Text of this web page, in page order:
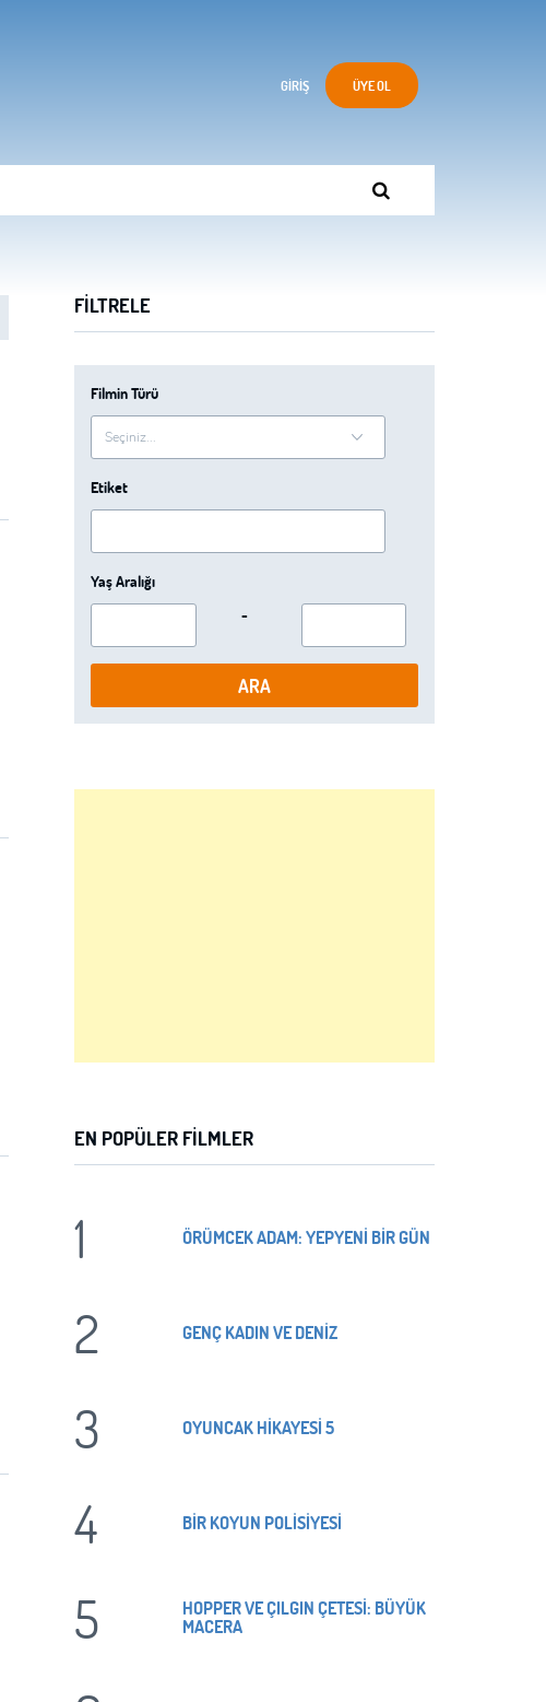
GIRIŞ ÜYE OL
FILTRELE
Filmin Türü
Etiket
Yaş Aralığı
-
EN POPÜLER FILMLER
1 ÖRÜMCEK ADAM: YEPYENİ BİR GÜN
2 GENÇ KADIN VE DENİZ
3 OYUNCAK HİKAYESİ 5
4 BİR KOYUN POLİSİYESİ
5
HOPPER VE ÇILGIN ÇETESİ: BÜYÜK
MACERA